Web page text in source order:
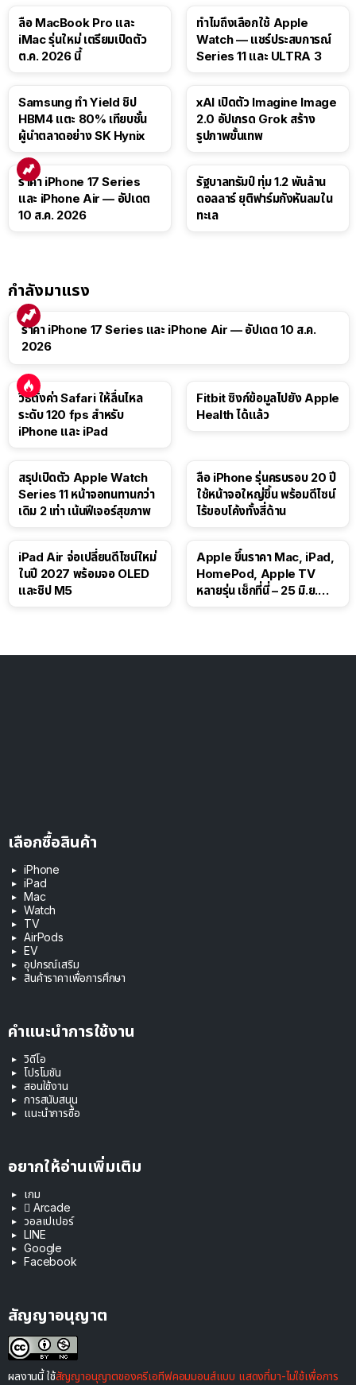
ลือ MacBook Pro และ
iMac รุ่นใหม่ เตรียมเปิดตัว
ต.ค. 2026 นี้
ทำไมถึงเลือกใช้ Apple
Watch — แชร์ประสบการณ์
Series 11 และ ULTRA 3
Samsung ทำ Yield ชิป
HBM4 แตะ 80% เทียบชั้น
ผู้นำตลาดอย่าง SK Hynix
xAI เปิดตัว Imagine Image
2.0 อัปเกรด Grok สร้าง
รูปภาพขั้นเทพ
ราคา iPhone 17 Series
และ iPhone Air — อัปเดต
10 ส.ค. 2026
รัฐบาลทรัมป์ ทุ่ม 1.2 พันล้าน
ดอลลาร์ ยุติฟาร์มกังหันลมใน
ทะเล
กำลังมาแรง
ราคา iPhone 17 Series และ iPhone Air — อัปเดต 10 ส.ค.
2026
วิธีตั้งค่า Safari ให้ลื่นไหล
ระดับ 120 fps สำหรับ
iPhone และ iPad
Fitbit ซิงก์ข้อมูลไปยัง Apple
Health ได้แล้ว
สรุปเปิดตัว Apple Watch
Series 11 หน้าจอทนทานกว่า
เดิม 2 เท่า เน้นฟีเจอร์สุขภาพ
ลือ iPhone รุ่นครบรอบ 20 ปี
ใช้หน้าจอใหญ่ขึ้น พร้อมดีไซน์
ไร้ขอบโค้งทั้งสี่ด้าน
iPad Air จ่อเปลี่ยนดีไซน์ใหม่
ในปี 2027 พร้อมจอ OLED
และชิป M5
Apple ขึ้นราคา Mac, iPad,
HomePod, Apple TV
หลายรุ่น เช็กที่นี่ – 25 มิ.ย.
เลือกซื้อสินค้า
iPhone
iPad
Mac
Watch
TV
AirPods
EV
อุปกรณ์เสริม
สินค้าราคาเพื่อการศึกษา
คำแนะนำการใช้งาน
วิดีโอ
โปรโมชัน
สอนใช้งาน
การสนับสนุน
แนะนำการซื้อ
อยากให้อ่านเพิ่มเติม
เกม
 Arcade
วอลเปเปอร์
LINE
Google
Facebook
สัญญาอนุญาต
ผลงานนี้ ใช้สัญญาอนุญาตของครีเอทีฟคอมมอนส์แบบ แสดงที่มา-ไม่ใช้เพื่อการ